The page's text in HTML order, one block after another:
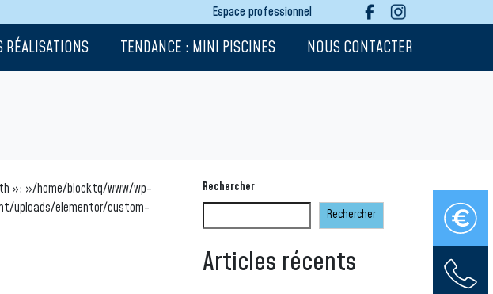
Espace professionnel
RÉALISATIONS TENDANCE : MINI PISCINES NOUS CONTACTER
»: »/home/blocktq/www/wp-
uploads/elementor/custom-
Rechercher
Rechercher
Articles récents